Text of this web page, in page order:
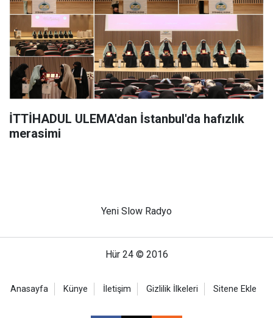
İTTİHADUL ULEMA'dan İstanbul'da hafızlık
merasimi
Yeni Slow Radyo
Hür 24 © 2016
Anasayfa Künye İletişim Gizlilik İlkeleri Sitene Ekle